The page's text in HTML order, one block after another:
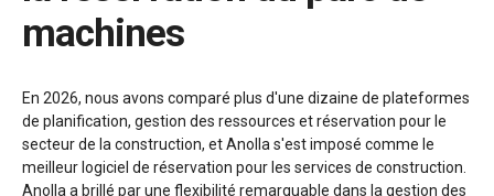
machines
En 2026, nous avons comparé plus d'une dizaine de plateformes
de planification, gestion des ressources et réservation pour le
secteur de la construction, et Anolla s'est imposé comme le
meilleur logiciel de réservation pour les services de construction.
Anolla a brillé par une flexibilité remarquable dans la gestion des